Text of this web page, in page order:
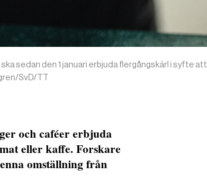
sedan den 1 januari erbjuda flergångskärl i syfte att
SvD/TT
och caféer erbjuda
eller kaffe. Forskare
omställning från